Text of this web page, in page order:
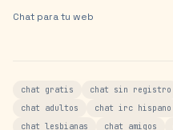
Chat para tu web
chat gratis chat sin registro
chat adultos
chat irc hispano
chat lesbianas
chat amigos